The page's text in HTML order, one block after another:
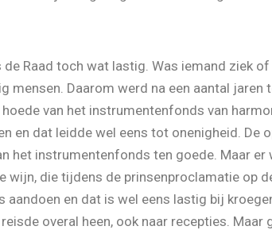
Raad toch wat lastig. Was iemand ziek
Daarom werd na een aantal jaren
van het instrumentenfonds van
en dat leidde wel eens tot onenigheid. De
het instrumentenfonds ten goede. Maar
die tijdens de prinsenproclamatie op
aandoen en dat is wel eens lastig bij
overal heen, ook naar recepties.